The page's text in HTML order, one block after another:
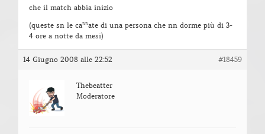
che il match abbia inizio
(queste sn le ca**ate di una persona che nn dorme più di 3-
4 ore a notte da mesi)
14 Giugno 2008 alle 22:52 #18459
Thebeatter
Moderatore